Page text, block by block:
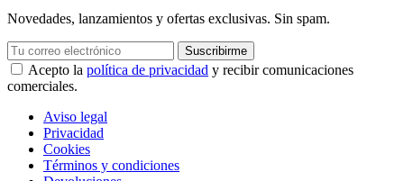
Novedades, lanzamientos y ofertas exclusivas. Sin spam.
Suscribirme
Acepto la política de privacidad y recibir comunicaciones
comerciales.
Aviso legal
Privacidad
Cookies
Términos y condiciones